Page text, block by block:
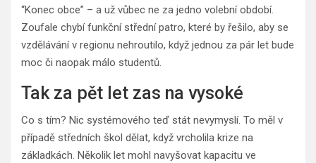
“Konec obce” – a už vůbec ne za jedno volební období.
Zoufale chybí funkční střední patro, které by řešilo, aby se
vzdělávání v regionu nehroutilo, když jednou za pár let bude
moc či naopak málo studentů.
Tak za pět let zas na vysoké
Co s tím? Nic systémového teď stát nevymyslí. To měl v
případě středních škol dělat, když vrcholila krize na
základkách. Několik let mohl navyšovat kapacitu ve